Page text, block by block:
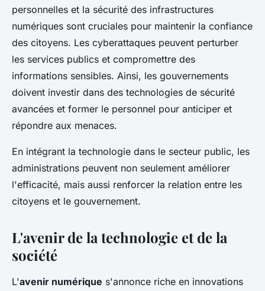
personnelles et la sécurité des infrastructures
numériques sont cruciales pour maintenir la confiance
des citoyens. Les cyberattaques peuvent perturber
les services publics et compromettre des
informations sensibles. Ainsi, les gouvernements
doivent investir dans des technologies de sécurité
avancées et former le personnel pour anticiper et
répondre aux menaces.
En intégrant la technologie dans le secteur public, les
administrations peuvent non seulement améliorer
l'efficacité, mais aussi renforcer la relation entre les
citoyens et le gouvernement.
L'avenir de la technologie et de la
société
L'avenir numérique s'annonce riche en innovations